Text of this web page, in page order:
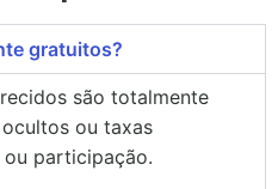
gratuitos?
são totalmente
ou taxas
participação.